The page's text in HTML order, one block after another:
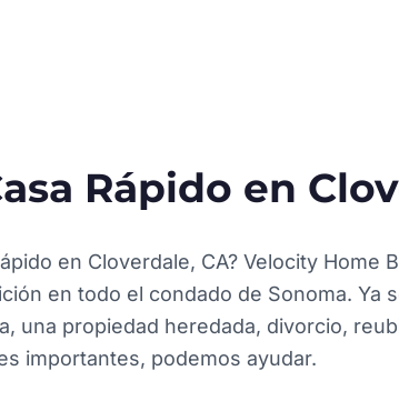
Rápido en
en Cloverdale, CA? Velocity Home
en todo el condado de Sonoma. Ya
una propiedad heredada, divorcio,
importantes, podemos ayudar.